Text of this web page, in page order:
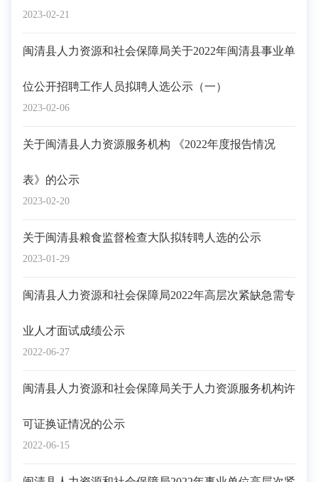
2023-02-21
2023-02-06
闽清县人力资源和社会保障局关于2022年闽清县事业单
位公开招聘工作人员拟聘人选公示（一）
2023-02-20
关于闽清县人力资源服务机构 《2022年度报告情况
表》的公示
2023-01-29
关于闽清县粮食监督检查大队拟转聘人选的公示
2022-06-27
闽清县人力资源和社会保障局2022年高层次紧缺急需专
业人才面试成绩公示
2022-06-15
闽清县人力资源和社会保障局关于人力资源服务机构许
可证换证情况的公示